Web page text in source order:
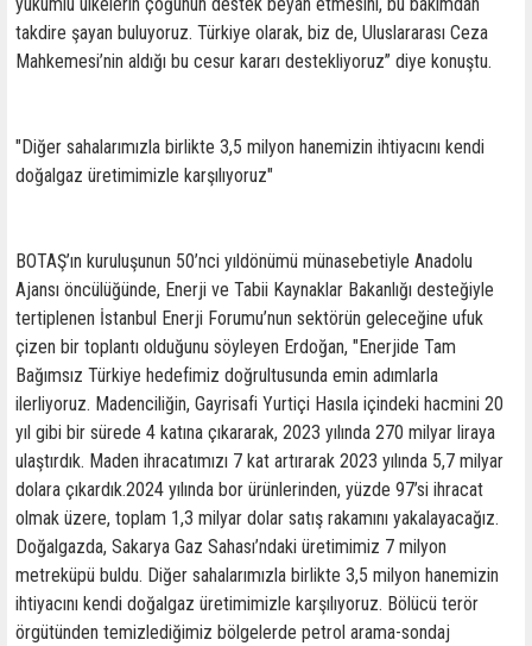
takdire şayan buluyoruz. Türkiye olarak, biz de, Uluslararası Ceza
Mahkemesi’nin aldığı bu cesur kararı destekliyoruz” diye konuştu.
"Diğer sahalarımızla birlikte 3,5 milyon hanemizin ihtiyacını kendi
doğalgaz üretimimizle karşılıyoruz"
BOTAŞ’ın kuruluşunun 50’nci yıldönümü münasebetiyle Anadolu
Ajansı öncülüğünde, Enerji ve Tabii Kaynaklar Bakanlığı desteğiyle
tertiplenen İstanbul Enerji Forumu’nun sektörün geleceğine ufuk
çizen bir toplantı olduğunu söyleyen Erdoğan, "Enerjide Tam
Bağımsız Türkiye hedefimiz doğrultusunda emin adımlarla
ilerliyoruz. Madenciliğin, Gayrisafi Yurtiçi Hasıla içindeki hacmini 20
yıl gibi bir sürede 4 katına çıkararak, 2023 yılında 270 milyar liraya
ulaştırdık. Maden ihracatımızı 7 kat artırarak 2023 yılında 5,7 milyar
dolara çıkardık.2024 yılında bor ürünlerinden, yüzde 97’si ihracat
olmak üzere, toplam 1,3 milyar dolar satış rakamını yakalayacağız.
Doğalgazda, Sakarya Gaz Sahası’ndaki üretimimiz 7 milyon
metreküpü buldu. Diğer sahalarımızla birlikte 3,5 milyon hanemizin
ihtiyacını kendi doğalgaz üretimimizle karşılıyoruz. Bölücü terör
örgütünden temizlediğimiz bölgelerde petrol arama-sondaj